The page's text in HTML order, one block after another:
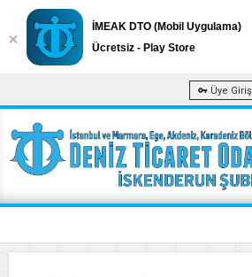
Üye Giriş
İMEAK DTO (Mobil Uygulama)
Ücretsiz - Play Store